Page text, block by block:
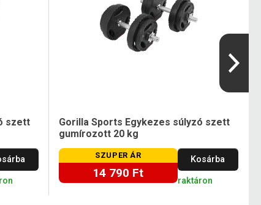
szett
Gorilla Sports Egykezes súlyzó szett
gumírozott 20 kg
SZUPER ÁR
14 790 Ft
Kosárba
raktáron